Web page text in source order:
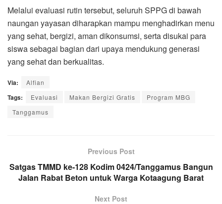
Melalui evaluasi rutin tersebut, seluruh SPPG di bawah
naungan yayasan diharapkan mampu menghadirkan menu
yang sehat, bergizi, aman dikonsumsi, serta disukai para
siswa sebagai bagian dari upaya mendukung generasi
yang sehat dan berkualitas.
Via: Alfian
Tags: Evaluasi Makan Bergizi Gratis
Program MBG
Tanggamus
Previous Post
Satgas TMMD ke-128 Kodim 0424/Tanggamus Bangun
Jalan Rabat Beton untuk Warga Kotaagung Barat
Next Post